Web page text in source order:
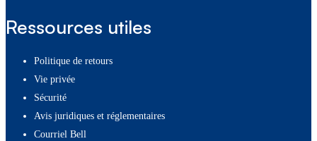
Ressources utiles
Politique de retours
Vie privée
Sécurité
Avis juridiques et réglementaires
Courriel Bell